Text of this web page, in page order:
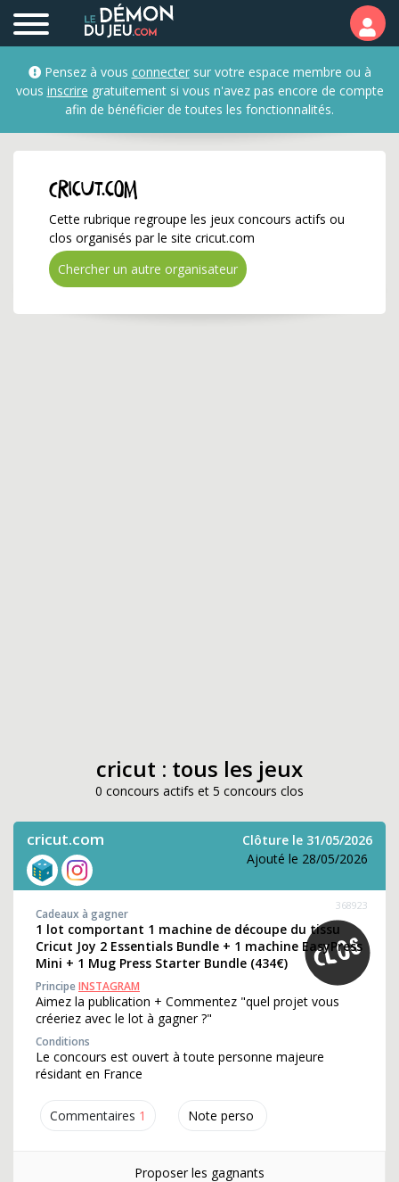
cricut.com ✅ Gagnez
Pensez à vous connectersur votre espace membre ou à
vous inscrire gratuitement si vous n'avez pas encore de compte
afin de bénéficier de toutes les fonctionnalités.
cricut.com
Cette rubrique regroupe les jeux concours actifs ou
clos organisés par le site cricut.com
Chercher un autre organisateur
cricut : tous les jeux
0 concours actifs et 5 concours clos
cricut.com
Clôture le 31/05/2026
Ajouté le 28/05/2026
Commentaires 1 Note perso
368923
Cadeaux à gagner
1 lot comportant 1 machine de découpe du tissu
Cricut Joy 2 Essentials Bundle + 1 machine EasyPress
Mini + 1 Mug Press Starter Bundle (434€)
PrincipeINSTAGRAM
Aimez la publication + Commentez "quel projet vous
créeriez avec le lot à gagner ?"
Conditions
Le concours est ouvert à toute personne majeure
résidant en France
Proposer les gagnants